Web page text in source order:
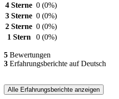
4 Sterne 0 (0%)
3 Sterne 0 (0%)
2 Sterne 0 (0%)
1 Stern
0 (0%)
5 Bewertungen
3 Erfahrungsberichte auf Deutsch
Alle Erfahrungsberichte anzeigen